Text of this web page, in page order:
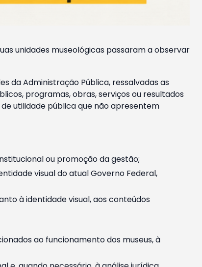
unidades museológicas passaram a observar
da Administração Pública, ressalvadas as
programas, obras, serviços ou resultados
utilidade pública que não apresentem
ou promoção da gestão;
visual do atual Governo Federal,
à identidade visual, aos conteúdos
ao funcionamento dos museus, à